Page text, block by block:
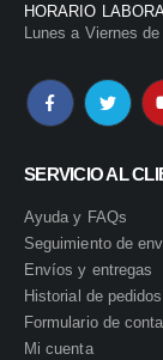
HORARIO
Lunes a Viernes
SERVICIO AL
Ayuda y FAQs
Seguimiento de
Envíos y entregas
Historial de pedidos
Formulario de
Mi cuenta